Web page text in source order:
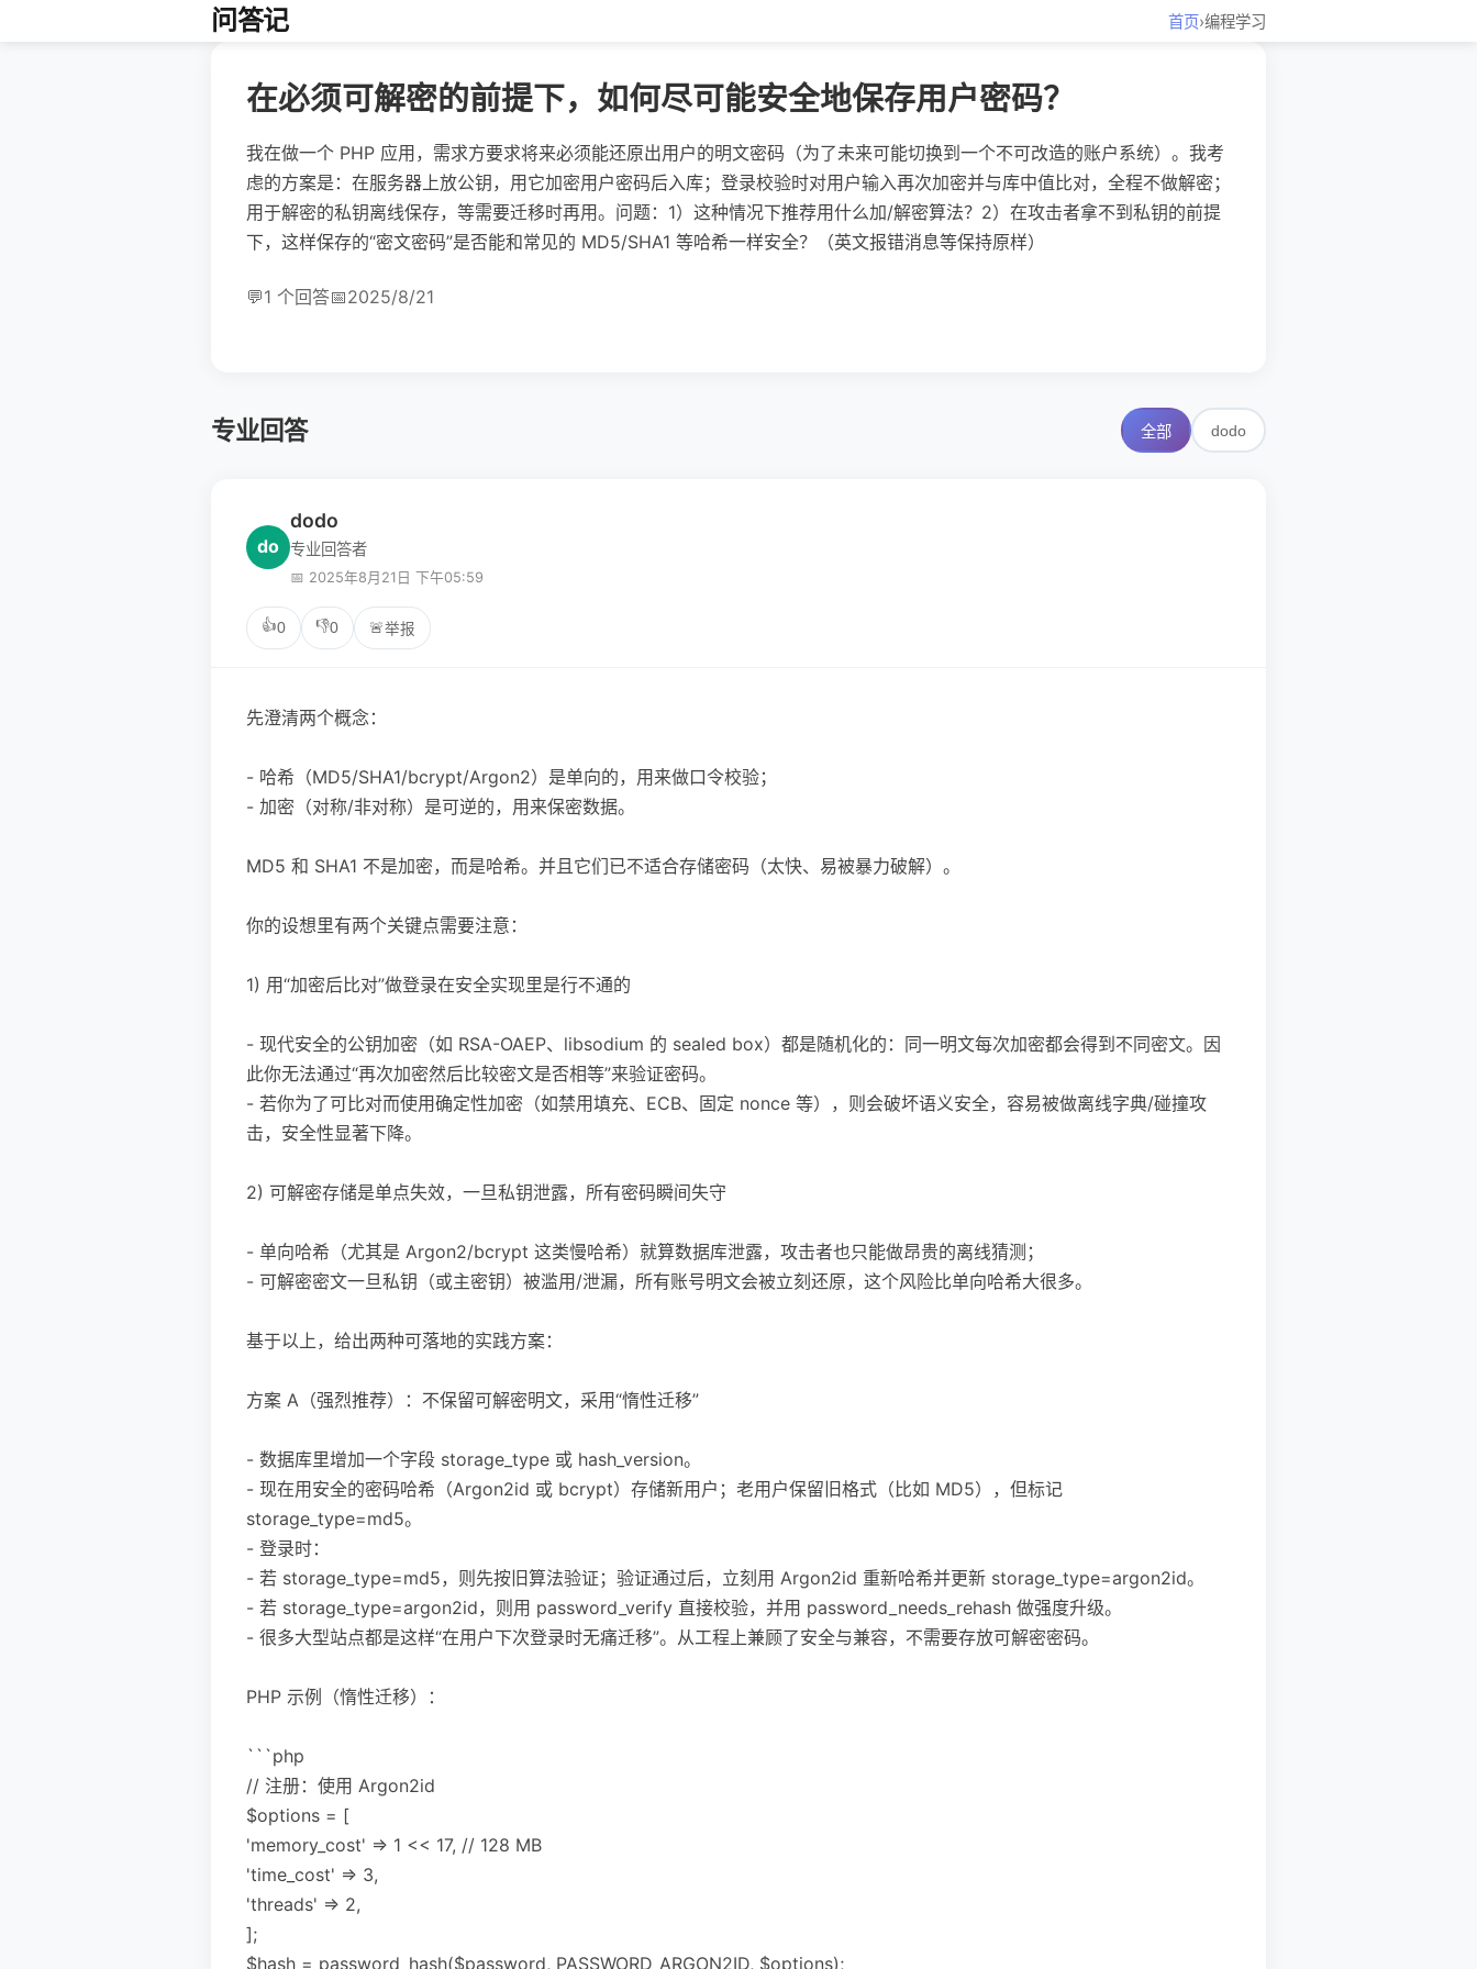
问答记 首页›编程学习
在必须可解密的前提下，如何尽可能安全地保存用户密码？
我在做一个 PHP 应用，需求方要求将来必须能还原出用户的明文密码（为了未来可能切换到一个不可改造的账户系统）。我考
虑的方案是：在服务器上放公钥，用它加密用户密码后入库；登录校验时对用户输入再次加密并与库中值比对，全程不做解密；
用于解密的私钥离线保存，等需要迁移时再用。问题：1）这种情况下推荐用什么加/解密算法？2）在攻击者拿不到私钥的前提
下，这样保存的“密文密码”是否能和常见的 MD5/SHA1 等哈希一样安全？（英文报错消息等保持原样）
💬1 个回答📅2025/8/21
专业回答 全部 dodo
do
dodo
专业回答者
📅 2025年8月21日 下午05:59
👍0 👎0 🚨举报
先澄清两个概念：
- 哈希（MD5/SHA1/bcrypt/Argon2）是单向的，用来做口令校验；
- 加密（对称/非对称）是可逆的，用来保密数据。
MD5 和 SHA1 不是加密，而是哈希。并且它们已不适合存储密码（太快、易被暴力破解）。
你的设想里有两个关键点需要注意：
1) 用“加密后比对”做登录在安全实现里是行不通的
- 现代安全的公钥加密（如 RSA-OAEP、libsodium 的 sealed box）都是随机化的：同一明文每次加密都会得到不同密文。因
此你无法通过“再次加密然后比较密文是否相等”来验证密码。
- 若你为了可比对而使用确定性加密（如禁用填充、ECB、固定 nonce 等），则会破坏语义安全，容易被做离线字典/碰撞攻
击，安全性显著下降。
2) 可解密存储是单点失效，一旦私钥泄露，所有密码瞬间失守
- 单向哈希（尤其是 Argon2/bcrypt 这类慢哈希）就算数据库泄露，攻击者也只能做昂贵的离线猜测；
- 可解密密文一旦私钥（或主密钥）被滥用/泄漏，所有账号明文会被立刻还原，这个风险比单向哈希大很多。
基于以上，给出两种可落地的实践方案：
方案 A（强烈推荐）：不保留可解密明文，采用“惰性迁移”
- 数据库里增加一个字段 storage_type 或 hash_version。
- 现在用安全的密码哈希（Argon2id 或 bcrypt）存储新用户；老用户保留旧格式（比如 MD5），但标记
storage_type=md5。
- 登录时：
- 若 storage_type=md5，则先按旧算法验证；验证通过后，立刻用 Argon2id 重新哈希并更新 storage_type=argon2id。
- 若 storage_type=argon2id，则用 password_verify 直接校验，并用 password_needs_rehash 做强度升级。
- 很多大型站点都是这样“在用户下次登录时无痛迁移”。从工程上兼顾了安全与兼容，不需要存放可解密密码。
PHP 示例（惰性迁移）：
```php
// 注册：使用 Argon2id
$options = [
'memory_cost' => 1 << 17, // 128 MB
'time_cost' => 3,
'threads' => 2,
];
$hash = password_hash($password, PASSWORD_ARGON2ID, $options);